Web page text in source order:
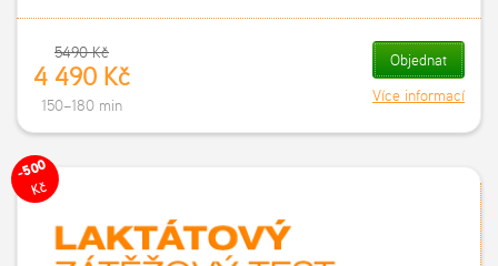
5490 Kč
4 490 Kč
150–180 min
Objednat
Více informací
-500
Kč